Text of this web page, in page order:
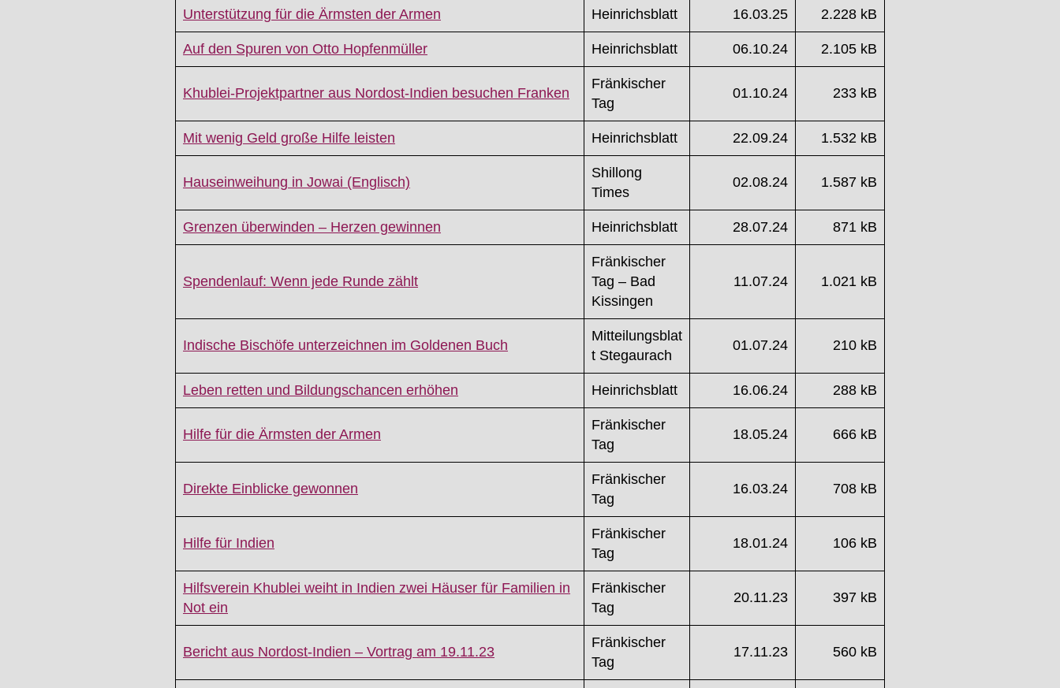
Unterstützung für die Ärmsten der Armen Heinrichsblatt 16.03.25 2.228 kB
Auf den Spuren von Otto Hopfenmüller Heinrichsblatt 06.10.24 2.105 kB
Khublei-Projektpartner aus Nordost-Indien besuchen Franken
Fränkischer
Tag
01.10.24 233 kB
Mit wenig Geld große Hilfe leisten Heinrichsblatt 22.09.24 1.532 kB
Hauseinweihung in Jowai (Englisch)
Shillong
Times
02.08.24 1.587 kB
Grenzen überwinden – Herzen gewinnen Heinrichsblatt 28.07.24 871 kB
Spendenlauf: Wenn jede Runde zählt
Fränkischer
Tag – Bad
Kissingen
11.07.24 1.021 kB
Indische Bischöfe unterzeichnen im Goldenen Buch
Mitteilungsblat
t Stegaurach
01.07.24 210 kB
Leben retten und Bildungschancen erhöhen Heinrichsblatt 16.06.24 288 kB
Hilfe für die Ärmsten der Armen
Fränkischer
Tag
18.05.24 666 kB
Direkte Einblicke gewonnen
Fränkischer
Tag
16.03.24 708 kB
Hilfe für Indien
Fränkischer
Tag
18.01.24 106 kB
Hilfsverein Khublei weiht in Indien zwei Häuser für Familien in
Not ein
Fränkischer
Tag
20.11.23 397 kB
Bericht aus Nordost-Indien – Vortrag am 19.11.23
Fränkischer
Tag
17.11.23 560 kB